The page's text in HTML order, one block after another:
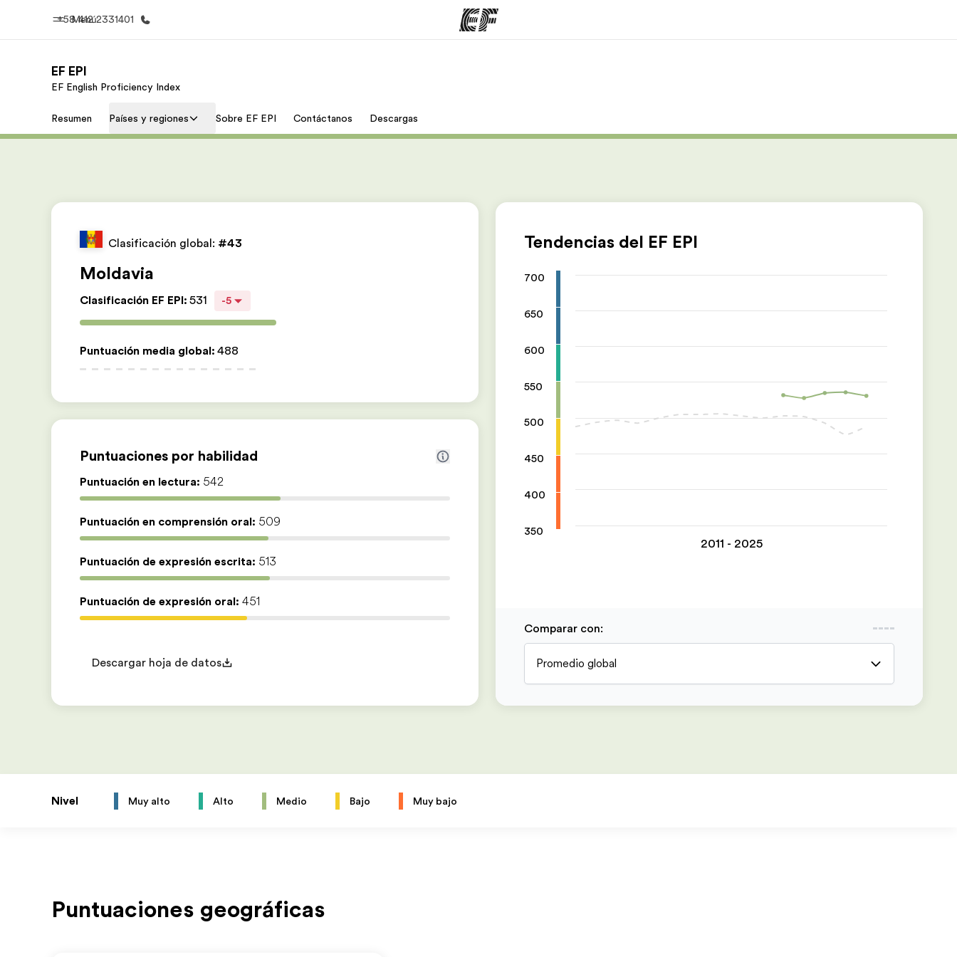
Menú
+58 412 2331401
Bienvenido a EF Ver todo lo que hacemos
EF EPI
EF English Proficiency Index
Resumen Países y regiones Sobre EF EPI Contáctanos Descargas
Clasificación global: #43
Moldavia
Clasificación EF EPI: 531 -5
Puntuación media global: 488
Puntuaciones por habilidad
Puntuación en lectura: 542
Puntuación en comprensión oral: 509
Puntuación de expresión escrita: 513
Puntuación de expresión oral: 451
Descargar hoja de datos
Tendencias del EF EPI
700
650
600
550
500
450
400
350
2011 - 2025
Comparar con:
Promedio global
Nivel Muy alto Alto Medio Bajo Muy bajo
Puntuaciones geográficas